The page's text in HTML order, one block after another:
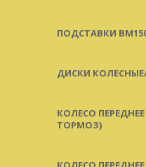
ПОДСТАВКИ
ДИСКИ
КОЛЕСО
ТОРМОЗ)